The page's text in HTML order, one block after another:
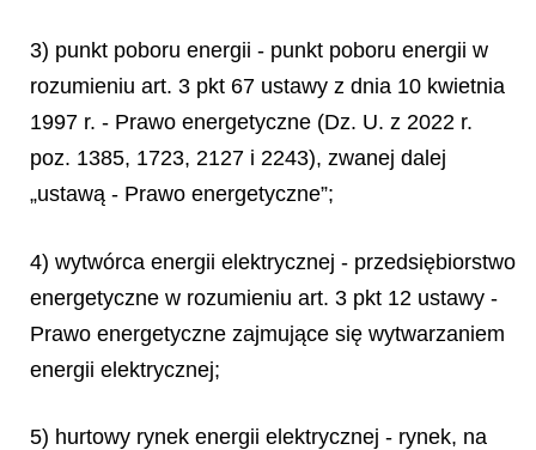
3) punkt poboru energii - punkt poboru energii w
rozumieniu art. 3 pkt 67 ustawy z dnia 10 kwietnia
1997 r. - Prawo energetyczne (Dz. U. z 2022 r.
poz. 1385, 1723, 2127 i 2243), zwanej dalej
„ustawą - Prawo energetyczne”;
4) wytwórca energii elektrycznej - przedsiębiorstwo
energetyczne w rozumieniu art. 3 pkt 12 ustawy -
Prawo energetyczne zajmujące się wytwarzaniem
energii elektrycznej;
5) hurtowy rynek energii elektrycznej - rynek, na